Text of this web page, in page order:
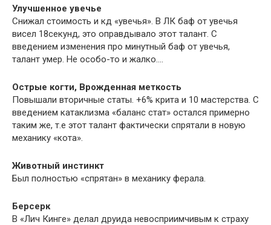
Улучшенное увечье
Снижал стоимость и кд «увечья». В ЛК баф от увечья
висел 18секунд, это оправдывало этот талант. С
введением изменения про минутный баф от увечья,
талант умер. Не особо-то и жалко….
Острые когти, Врожденная меткость
Повышали вторичные статы. +6% крита и 10 мастерства. С
введением катаклизма «баланс стат» остался примерно
таким же, т.е этот талант фактически спрятали в новую
механику «кота».
Животный инстинкт
Был полностью «спрятан» в механику ферала.
Берсерк
В «Лич Кинге» делал друида невосприимчивым к страху